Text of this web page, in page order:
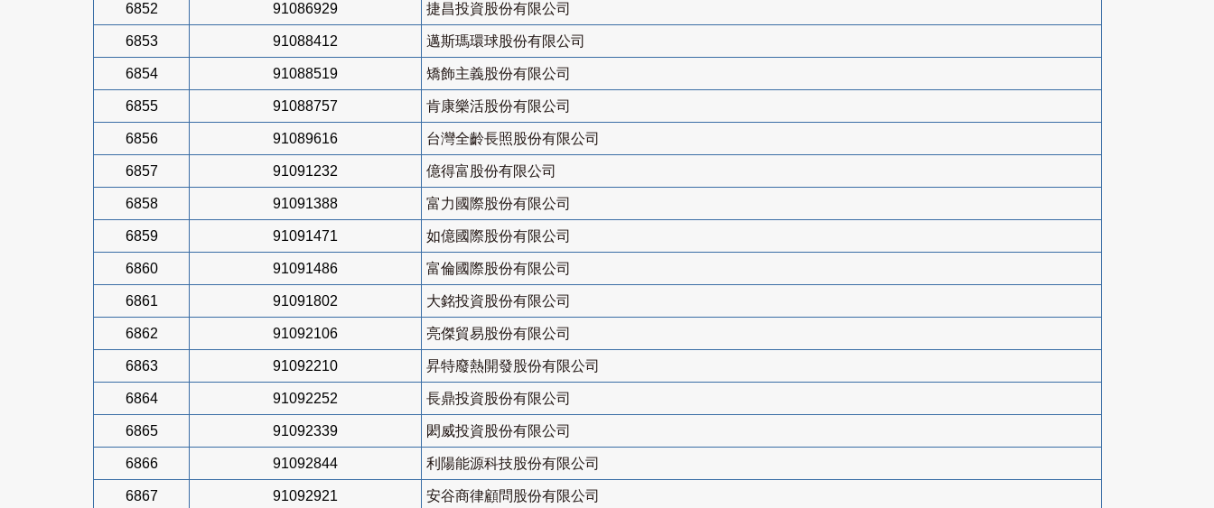
6852 91086929 捷昌投資股份有限公司
6853 91088412 邁斯瑪環球股份有限公司
6854 91088519 矯飾主義股份有限公司
6855 91088757 肯康樂活股份有限公司
6856 91089616 台灣全齡長照股份有限公司
6857 91091232 億得富股份有限公司
6858 91091388 富力國際股份有限公司
6859 91091471 如億國際股份有限公司
6860 91091486 富倫國際股份有限公司
6861 91091802 大銘投資股份有限公司
6862 91092106 亮傑貿易股份有限公司
6863 91092210 昇特廢熱開發股份有限公司
6864 91092252 長鼎投資股份有限公司
6865 91092339 閎威投資股份有限公司
6866 91092844 利陽能源科技股份有限公司
6867 91092921 安谷商律顧問股份有限公司